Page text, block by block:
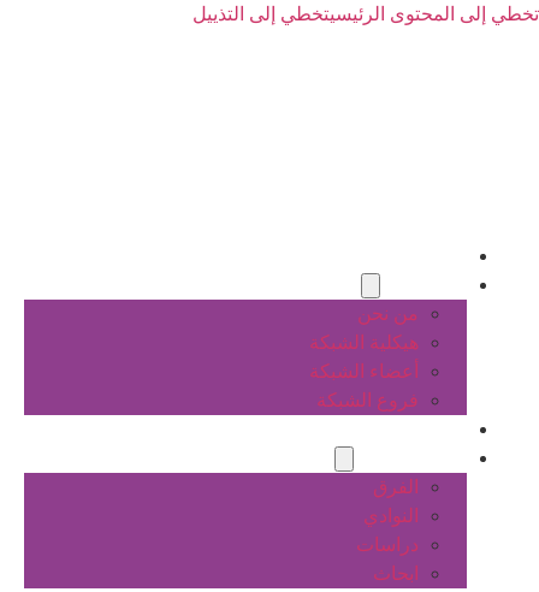
تخطي إلى المحتوى الرئيسيتخطي إلى التذييل
من نحن
هيكلية الشبكة
أعضاء الشبكة
فروع الشبكة
الفرق
النوادي
دراسات
ابحاث